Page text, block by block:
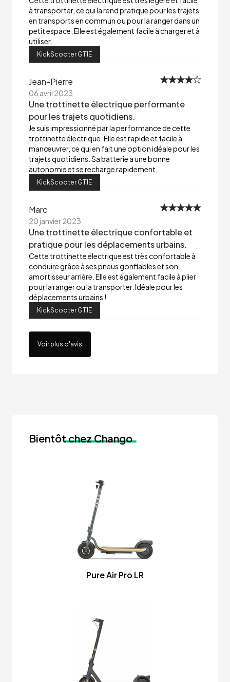
à transporter, ce qui la rend pratique pour les trajets
en transports en commun ou pour la ranger dans un
petit espace. Elle est également facile à charger et à
utiliser.
KickScooter GT1E
Jean-Pierre
06 avril 2023
Une trottinette électrique performante
pour les trajets quotidiens.
Je suis impressionné par la performance de cette
trottinette électrique. Elle est rapide et facile à
manœuvrer, ce qui en fait une option idéale pour les
trajets quotidiens. Sa batterie a une bonne
autonomie et se recharge rapidement.
KickScooter GT1E
Marc
20 janvier 2023
Une trottinette électrique confortable et
pratique pour les déplacements urbains.
Cette trottinette électrique est très confortable à
conduire grâce à ses pneus gonflables et son
amortisseur arrière. Elle est également facile à plier
pour la ranger ou la transporter. Idéale pour les
déplacements urbains !
KickScooter GT1E
Voir plus d'avis
Bientôtchez Chango
Pure Air Pro LR